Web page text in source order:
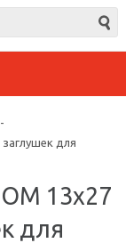
-
для
ОМ 13х27
для